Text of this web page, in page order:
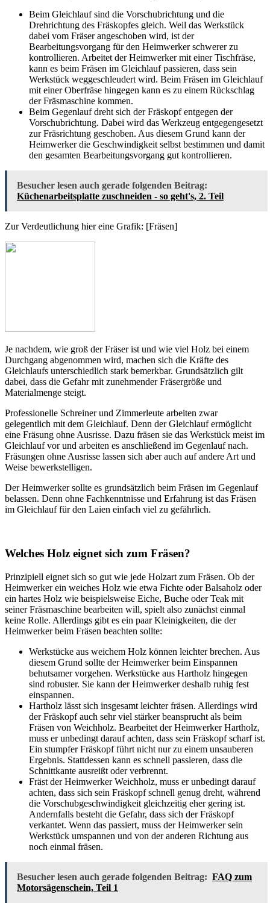
Beim Gleichlauf sind die Vorschubrichtung und die
Drehrichtung des Fräskopfes gleich. Weil das Werkstück
dabei vom Fräser angeschoben wird, ist der
Bearbeitungsvorgang für den Heimwerker schwerer zu
kontrollieren. Arbeitet der Heimwerker mit einer Tischfräse,
kann es beim Fräsen im Gleichlauf passieren, dass sein
Werkstück weggeschleudert wird. Beim Fräsen im Gleichlauf
mit einer Oberfräse hingegen kann es zu einem Rückschlag
der Fräsmaschine kommen.
Beim Gegenlauf dreht sich der Fräskopf entgegen der
Vorschubrichtung. Dabei wird das Werkzeug entgegengesetzt
zur Fräsrichtung geschoben. Aus diesem Grund kann der
Heimwerker die Geschwindigkeit selbst bestimmen und damit
den gesamten Bearbeitungsvorgang gut kontrollieren.
Besucher lesen auch gerade folgenden Beitrag:
Küchenarbeitsplatte zuschneiden - so geht's, 2. Teil
Zur Verdeutlichung hier eine Grafik: [Fräsen]
Je nachdem, wie groß der Fräser ist und wie viel Holz bei einem
Durchgang abgenommen wird, machen sich die Kräfte des
Gleichlaufs unterschiedlich stark bemerkbar. Grundsätzlich gilt
dabei, dass die Gefahr mit zunehmender Fräsergröße und
Materialmenge steigt.
Professionelle Schreiner und Zimmerleute arbeiten zwar
gelegentlich mit dem Gleichlauf. Denn der Gleichlauf ermöglicht
eine Fräsung ohne Ausrisse. Dazu fräsen sie das Werkstück meist im
Gleichlauf vor und arbeiten es anschließend im Gegenlauf nach.
Fräsungen ohne Ausrisse lassen sich aber auch auf andere Art und
Weise bewerkstelligen.
Der Heimwerker sollte es grundsätzlich beim Fräsen im Gegenlauf
belassen. Denn ohne Fachkenntnisse und Erfahrung ist das Fräsen
im Gleichlauf für den Laien einfach viel zu gefährlich.
Welches Holz eignet sich zum Fräsen?
Prinzipiell eignet sich so gut wie jede Holzart zum Fräsen. Ob der
Heimwerker ein weiches Holz wie etwa Fichte oder Balsaholz oder
ein hartes Holz wie beispielsweise Eiche, Buche oder Teak mit
seiner Fräsmaschine bearbeiten will, spielt also zunächst einmal
keine Rolle. Allerdings gibt es ein paar Kleinigkeiten, die der
Heimwerker beim Fräsen beachten sollte:
Werkstücke aus weichem Holz können leichter brechen. Aus
diesem Grund sollte der Heimwerker beim Einspannen
behutsamer vorgehen. Werkstücke aus Hartholz hingegen
sind robuster. Sie kann der Heimwerker deshalb ruhig fest
einspannen.
Hartholz lässt sich insgesamt leichter fräsen. Allerdings wird
der Fräskopf auch sehr viel stärker beansprucht als beim
Fräsen von Weichholz. Bearbeitet der Heimwerker Hartholz,
muss er unbedingt darauf achten, dass sein Fräskopf scharf ist.
Ein stumpfer Fräskopf führt nicht nur zu einem unsauberen
Ergebnis. Stattdessen kann es schnell passieren, dass die
Schnittkante ausreißt oder verbrennt.
Fräst der Heimwerker Weichholz, muss er unbedingt darauf
achten, dass sich sein Fräskopf schnell genug dreht, während
die Vorschubgeschwindigkeit gleichzeitig eher gering ist.
Andernfalls besteht die Gefahr, dass sich der Fräskopf
verkantet. Wenn das passiert, muss der Heimwerker sein
Werkstück umspannen und von der anderen Richtung aus
noch einmal fräsen.
Besucher lesen auch gerade folgenden Beitrag: FAQ zum
Motorsägenschein, Teil 1